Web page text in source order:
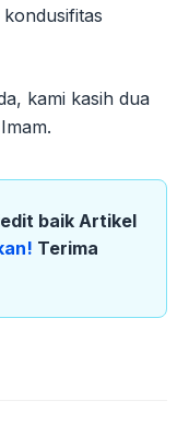
kami kasih dua
baik Artikel
Terima